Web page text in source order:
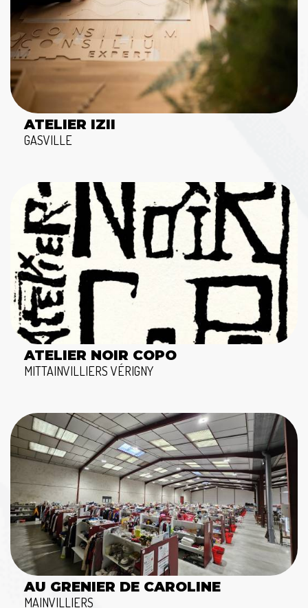
ATELIER IZII
GASVILLE
ATELIER NOIR COPO
MITTAINVILLIERS VÉRIGNY
AU GRENIER DE CAROLINE
MAINVILLIERS